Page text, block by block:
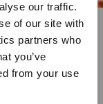
our traffic.
of our site with
partners who
you’ve
from your use